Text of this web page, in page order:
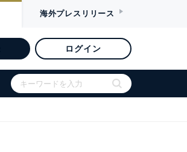
海外プレスリリース
ログイン